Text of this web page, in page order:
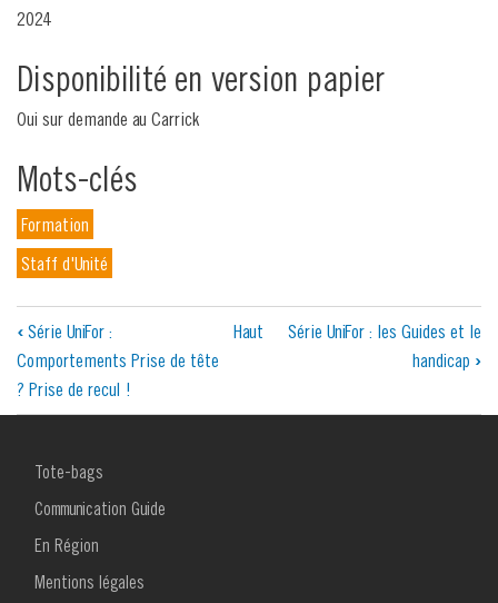
2024
Disponibilité en version papier
Oui sur demande au Carrick
Mots-clés
Formation
Staff d'Unité
Liens
transversaux
de
livre
pour
Série
UniFor
‹Série UniFor :
Comportements Prise de tête
? Prise de recul !
Haut
Série UniFor : les Guides et le
handicap ›
MENU
FOOTER
Tote-bags
Communication Guide
En Région
Mentions légales